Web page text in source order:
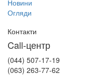
Новини
Огляди
Контакти
Call-центр
(044) 507-17-19
(063) 263-77-62